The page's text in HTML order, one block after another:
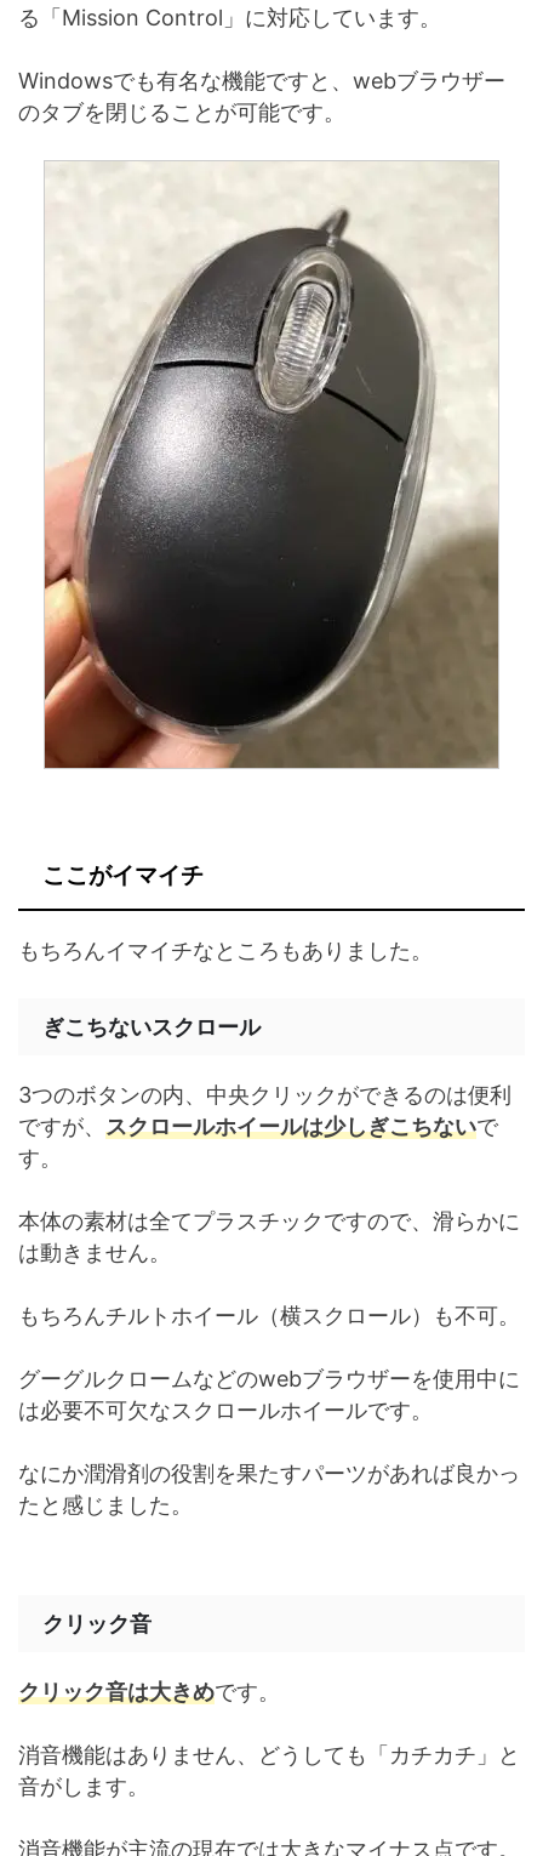
る「Mission Control」に対応しています。
Windowsでも有名な機能ですと、webブラウザー
のタブを閉じることが可能です。
ここがイマイチ
もちろんイマイチなところもありました。
ぎこちないスクロール
3つのボタンの内、中央クリックができるのは便利
ですが、 スクロールホイールは少しぎこちないで
す。
本体の素材は全てプラスチックですので、滑らかに
は動きません。
もちろんチルトホイール（横スクロール）も不可。
グーグルクロームなどのwebブラウザーを使用中に
は必要不可欠なスクロールホイールです。
なにか潤滑剤の役割を果たすパーツがあれば良かっ
たと感じました。
クリック音
クリック音は大きめです。
消音機能はありません、どうしても「カチカチ」と
音がします。
消音機能が主流の現在では大きなマイナス点です。